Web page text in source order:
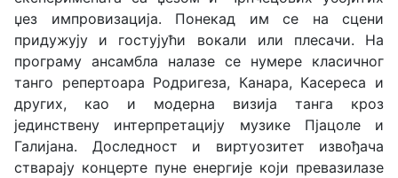
џез импровизација. Понекад им се на сцени
придужују и гостујући вокали или плесачи. На
програму ансамбла налазе се нумере класичног
танго репертоара Родригеза, Канара, Касереса и
других, као и модерна визија танга кроз
јединствену интерпретацију музике Пјацоле и
Галијана. Доследност и виртуозитет извођача
стварају концерте пуне енергије који превазилазе